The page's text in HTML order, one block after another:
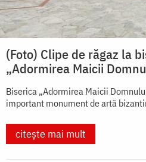
(Foto) Clipe de răgaz la
„Adormirea Maicii
Biserica „Adormirea Maicii
important monument de artă
citește mai mult